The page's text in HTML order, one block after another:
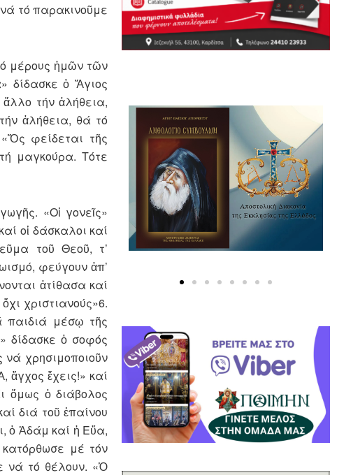
τό παρακινοῦμε
μέρους ἡμῶν τῶν
δίδασκε ὁ Ἅγιος
τήν ἀλήθεια,
ἀλήθεια, θά τό
φείδεται τῆς
μαγκούρα. Τότε
«Οἱ γονεῖς»
οἱ δάσκαλοι καί
τοῦ Θεοῦ, τ’
φεύγουν ἀπ’
ἀτίθασα καί
χριστιανούς»6.
παιδιά μέσῳ τῆς
δίδασκε ὁ σοφός
χρησιμοποιοῦν
ἔχεις!» καί
ὅμως ὁ διάβολος
διά τοῦ ἐπαίνου
ὁ Ἀδάμ καί ἡ Εὔα,
μέ τόν
νά τό θέλουν. «Ὁ